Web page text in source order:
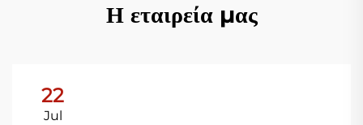
Η εταιρεία μας
22
Jul